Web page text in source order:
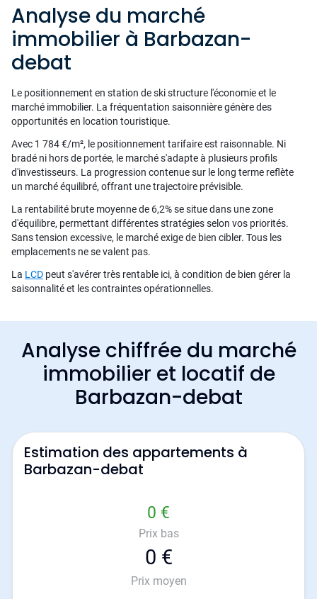
Analyse du marché
immobilier à Barbazan-
debat
Le positionnement en station de ski structure l'économie et le
marché immobilier. La fréquentation saisonnière génère des
opportunités en location touristique.
Avec 1 784 €/m², le positionnement tarifaire est raisonnable. Ni
bradé ni hors de portée, le marché s'adapte à plusieurs profils
d'investisseurs. La progression contenue sur le long terme reflète
un marché équilibré, offrant une trajectoire prévisible.
La rentabilité brute moyenne de 6,2% se situe dans une zone
d'équilibre, permettant différentes stratégies selon vos priorités.
Sans tension excessive, le marché exige de bien cibler. Tous les
emplacements ne se valent pas.
La LCD peut s'avérer très rentable ici, à condition de bien gérer la
saisonnalité et les contraintes opérationnelles.
Analyse chiffrée du marché
immobilier et locatif de
Barbazan-debat
Estimation des appartements à
Barbazan-debat
0 €
Prix bas
0 €
Prix moyen